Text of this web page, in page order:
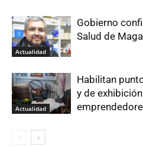
Actualidad
Gobierno
Salud de
Actualidad
Habilitan
y de